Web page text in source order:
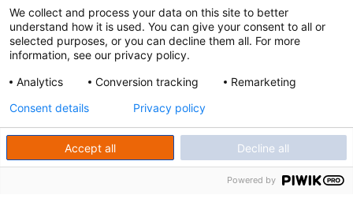
Nous contacter
LinkedIn
Vos interlocuteurs
Newsletter
We collect and process your data on this site to better
understand how it is used. You can give your consent to all or
selected purposes, or you can decline them all. For more
information, see our privacy policy.
Analytics
Conversion tracking Remarketing
Accept all Decline all
Consent details Privacy policy
Powered by